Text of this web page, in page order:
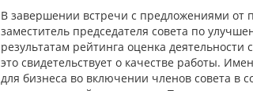
В завершении встречи с предложениями от
заместитель председателя совета по
результатам рейтинга оценка
это свидетельствует о качестве работы.
для бизнеса во включении членов совета в